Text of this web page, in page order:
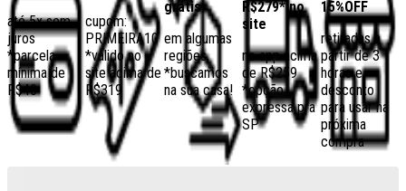
até 5x sem
juros
*parcela
mínima de
R$40
cupom:
PRIMEIRA10
*válido no
site acima de
R$319
grátis
em algumas
regiões,
*buscamos
na sua casa!
R$279* no
site
no app acima
de R$259
*opção
expressa pra
SP
15%OFF
retiradas a
partir de 3
horas e
desconto
para usar na
próxima
compra